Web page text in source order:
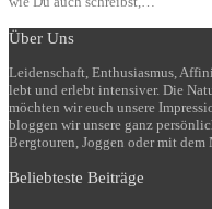
Über Uns
Leidenschaft, Enthusiasmus,
lebt und erlebt intensiver. Die
möchten wir euch unsere
bloggen wir unsere ganz
Bergtouren, Joggen oder mit dem
Beliebteste Beiträge